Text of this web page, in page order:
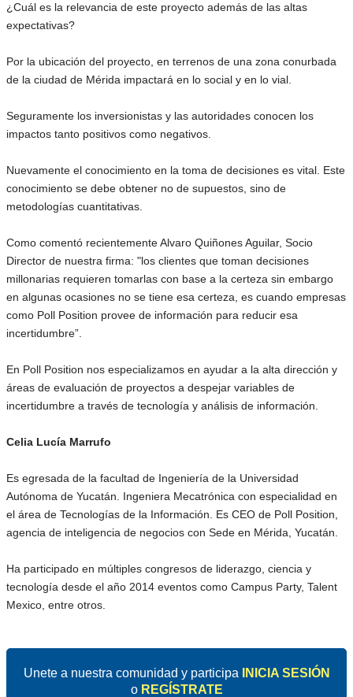
¿Cuál es la relevancia de este proyecto además de las altas
expectativas?
Por la ubicación del proyecto, en terrenos de una zona conurbada
de la ciudad de Mérida impactará en lo social y en lo vial.
Seguramente los inversionistas y las autoridades conocen los
impactos tanto positivos como negativos.
Nuevamente el conocimiento en la toma de decisiones es vital. Este
conocimiento se debe obtener no de supuestos, sino de
metodologías cuantitativas.
Como comentó recientemente Alvaro Quiñones Aguilar, Socio
Director de nuestra firma: "los clientes que toman decisiones
millonarias requieren tomarlas con base a la certeza sin embargo
en algunas ocasiones no se tiene esa certeza, es cuando empresas
como Poll Position provee de información para reducir esa
incertidumbre”.
En Poll Position nos especializamos en ayudar a la alta dirección y
áreas de evaluación de proyectos a despejar variables de
incertidumbre a través de tecnología y análisis de información.
Celia Lucía Marrufo
Es egresada de la facultad de Ingeniería de la Universidad
Autónoma de Yucatán. Ingeniera Mecatrónica con especialidad en
el área de Tecnologías de la Información. Es CEO de Poll Position,
agencia de inteligencia de negocios con Sede en Mérida, Yucatán.
Ha participado en múltiples congresos de liderazgo, ciencia y
tecnología desde el año 2014 eventos como Campus Party, Talent
Mexico, entre otros.
Unete a nuestra comunidad y participa
INICIA SESIÓN
o REGÍSTRATE